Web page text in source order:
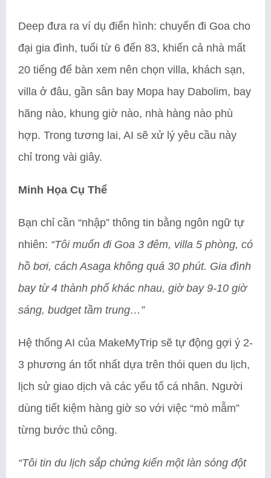
Deep đưa ra ví dụ điển hình: chuyến đi Goa cho
đại gia đình, tuổi từ 6 đến 83, khiến cả nhà mất
20 tiếng để bàn xem nên chọn villa, khách sạn,
villa ở đâu, gần sân bay Mopa hay Dabolim, bay
hãng nào, khung giờ nào, nhà hàng nào phù
hợp. Trong tương lai, AI sẽ xử lý yêu cầu này
chỉ trong vài giây.
Minh Họa Cụ Thể
Bạn chỉ cần “nhập” thông tin bằng ngôn ngữ tự
nhiên: “Tôi muốn đi Goa 3 đêm, villa 5 phòng, có
hồ bơi, cách Asaga không quá 30 phút. Gia đình
bay từ 4 thành phố khác nhau, giờ bay 9-10 giờ
sáng, budget tầm trung…”
Hệ thống AI của MakeMyTrip sẽ tự động gợi ý 2-
3 phương án tốt nhất dựa trên thói quen du lịch,
lịch sử giao dịch và các yếu tố cá nhân. Người
dùng tiết kiệm hàng giờ so với việc “mò mẫm”
từng bước thủ công.
“Tôi tin du lịch sắp chứng kiến một làn sóng đột